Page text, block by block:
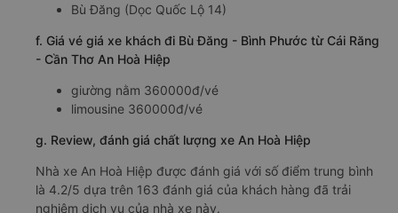
Cần Thơ (Dọc Quốc lộ 1A)
e. Các điểm trả khách của nhà xe An Hoà Hiệp
f. Giá vé giá xe khách đi Bù Đăng - Bình Phước từ Cái Răng
limousine 360000đ/vé
g. Review, đánh giá chất lượng xe An Hoà Hiệp